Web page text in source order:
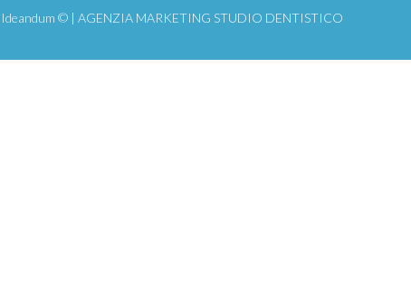
© | AGENZIA MARKETING STUDIO DENTISTICO